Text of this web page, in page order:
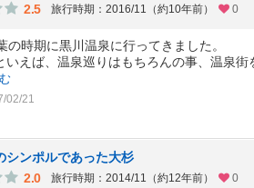
2.5
旅行時期：2016/11（約10年前） 0
の時期に黒川温泉に行ってきました。
いえば、温泉巡りはもちろんの事、温泉街
02/21
シンポルであった大杉
2.0
旅行時期：2014/11（約12年前） 0